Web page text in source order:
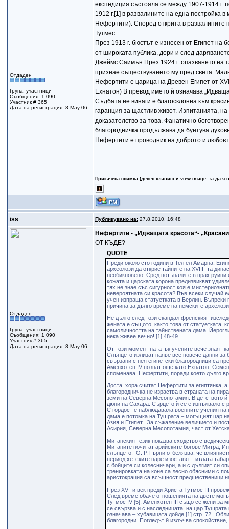
Отдаден
Група: участници
Съобщения: 1 090
Участник # 365
Дата на регистрация: 8-May 06
експедиция състояла се между 1907-1914 г.
1912 г.[1] в развалините на една постройка
Нефертити). Според открита в развалините
Тутмес.
През 1913 г. бюстът е изнесен от Египет на
от широката публика, дори и след
Джеймс Саимън.През 1924 г. опазването на
признае съществуването му пред света.
Нефертити е царица на Древен Египет от
Ехнатон) В превод името ѝ означава
Съдбата не винаги е благосклонна към
гаранция за щастлив живот. Изпитанията,
доказателство за това. Фанатично
благородничка продължава да бунтува
Нефертити е проводник на доброто и
Прикачена снимка (десен клавиш и view image, за да я
iss Публикувано на:27.8.2010, 16:48
Отдаден
Група: участници
Съобщения: 1 090
Участник # 365
Дата на регистрация: 8-May 06
Нефертити - „Идващата красота“-
ОТ КЪДЕ?
QUOTE
Преди около сто години в Тел ел Амарна,
археолози да открие тайните на XVIII- та
необикновено. Сред потъналите в прах
кожата и царската корона предизвикват
тях не знае със сигурност коя е
невероятната си красота? Във всеки случай
учен изпраща статуетката в Берлин. Въпреки
причина за дълго време на немските
Не дълго след този скандал френският
жената е същото, както това от статуетката,
самоличността на тайнствената дама.
нека живее вечно! [1] 48-49...
От този момент нататък учените вече знаят
Слънцето излизат наяве все повече данни
свързани с нея египетски благородници са
Аменхотеп IV познат още като Ехнатон,
споменава Нефертити, поради което дълго
Доста хора считат Нефертити за египтянка,
благородничка не израства в страната на
земи на Северна Месопотамия. В детството
дюни на Сахара. Сърцето й се е изпълвало с
С гордост е наблюдавала военните учения
дама е потомка на Тушрата – могъщият цар
Азия и Египет. За съжаление величието и
Асирия, Северна Месопотамия, част от
Митанският език показва сходство с
Митаните почитат арийските богове Митра,
слънцето. О. Р. Гърни отбелязва, че
период хетските царе изоставят титлата
с бойците си колесничари, а и с дългият си
тренировката на коне са лесно обясними с
аристокрация са всъщност прeдшественици
През XV-ти век преди Христа Тутмос III
След време обаче отнoшенията на двете
Тутмос IV [5], Аменхотеп III също се жени за
се свързва и с наследницата на цар
означава – хубавицата дойде [1] стр. 72.
благородни. Погледът й излъчва